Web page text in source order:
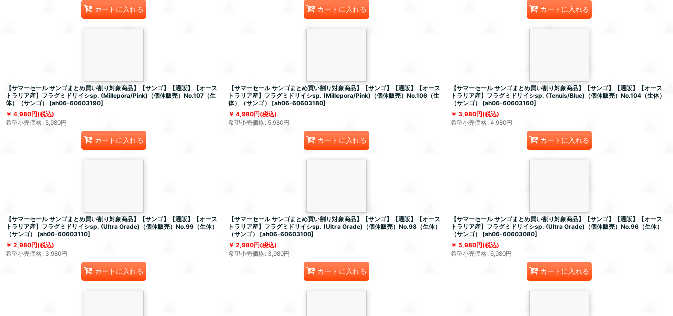
カートに入れる カートに入れる カートに入れる
【サマーセール サンゴまとめ買い割り対象商品】【サンゴ】【通販】【オース
トラリア産】フラグミドリイシsp. (Millepora/Pink)（個体販売）No.107（生
体）（サンゴ）
[ah06-60603190]
4,980円(税込)
希望小売価格: 5,980円
カートに入れる
【サマーセール サンゴまとめ買い割り対象商品】【サンゴ】【通販】【オース
トラリア産】フラグミドリイシsp. (Millepora/Pink)（個体販売）No.106（生
体）（サンゴ）
[ah06-60603180]
4,980円(税込)
希望小売価格: 5,980円
カートに入れる
【サマーセール サンゴまとめ買い割り対象商品】【サンゴ】【通販】【オース
トラリア産】フラグミドリイシsp. (Tenuis/Blue)（個体販売）No.104（生体）
（サンゴ）
[ah06-60603160]
3,980円(税込)
希望小売価格: 4,980円
カートに入れる
【サマーセール サンゴまとめ買い割り対象商品】【サンゴ】【通販】【オース
トラリア産】フラグミドリイシsp. (Ultra Grade)（個体販売）No.99（生体）
（サンゴ）
[ah06-60603110]
2,980円(税込)
希望小売価格: 3,980円
カートに入れる
【サマーセール サンゴまとめ買い割り対象商品】【サンゴ】【通販】【オース
トラリア産】フラグミドリイシsp. (Ultra Grade)（個体販売）No.98（生体）
（サンゴ）
[ah06-60603100]
2,980円(税込)
希望小売価格: 3,980円
カートに入れる
【サマーセール サンゴまとめ買い割り対象商品】【サンゴ】【通販】【オース
トラリア産】フラグミドリイシsp. (Ultra Grade)（個体販売）No.96（生体）
（サンゴ）
[ah06-60603080]
5,980円(税込)
希望小売価格: 6,980円
カートに入れる